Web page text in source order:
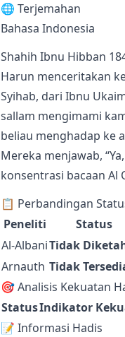
🌐 Terjemahan
Bahasa Indonesia
Shahih Ibnu Hibban
Harun menceritakan
Syihab, dari Ibnu
sallam mengimami
beliau menghadap ke
Mereka menjawab,
konsentrasi bacaan Al
📋 Perbandingan
Peneliti
Status
Al-AlbaniTidak
Arnauth Tidak
🎯 Analisis Kekuatan
StatusIndikator
📝 Informasi Hadis